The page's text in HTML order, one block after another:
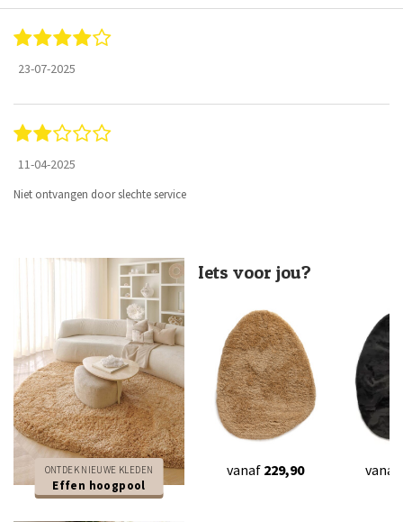
23-07-2025
11-04-2025
Niet ontvangen door slechte service
ONTDEK NIEUWE KLEDEN
Effen hoogpool
Iets voor jou?
vanaf 229,90 vanaf